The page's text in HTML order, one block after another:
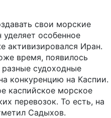
свои морские
особенное
активизировался Иран.
время, появилось
судоходные
конкуренцию на Каспии.
каспийское морское
перевозок. То есть, на
Садыхов.